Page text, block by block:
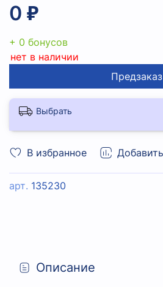
В избранное
арт. 135230
0 ₽
+ 0 бонусов
нет в наличии
Предзаказ
Выбрать
Описание